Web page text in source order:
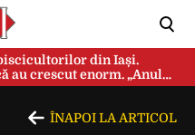
din Iași.
au crescut enorm. „Anul
foarte mari”
ÎNAPOI LA ARTICOL